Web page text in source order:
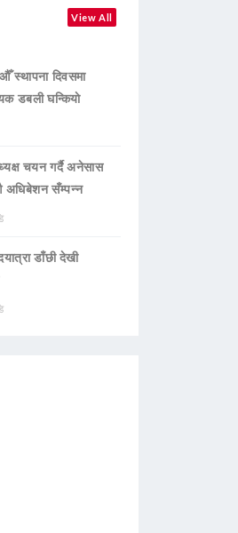
View All
स्थापना दिवसमा
डबली घन्कियाे
चयन गर्दै अनेसास
अधिबेशन सँम्पन्न
डाँछी देखी